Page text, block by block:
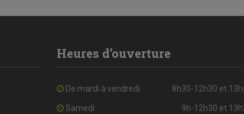
Heures d’ouverture
De mardi à vendredi 8h30-12h30 et
Samedi 9h-12h30 et